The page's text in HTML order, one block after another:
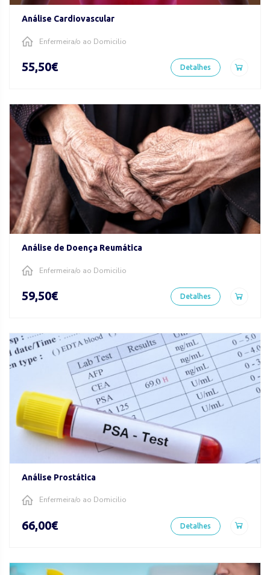
Análise Cardiovascular
Enfermeira/o ao Domicilio
55,50€ Detalhes
Análise de Doença Reumática
Enfermeira/o ao Domicilio
59,50€ Detalhes
Análise Prostática
Enfermeira/o ao Domicilio
66,00€ Detalhes